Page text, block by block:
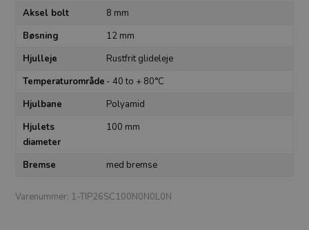
Aksel bolt
8 mm
Bøsning
12 mm
Hjulleje
Rustfrit glideleje
Temperaturområde - 40 to + 80°C
Hjulbane
Polyamid
Hjulets
diameter
100 mm
Bremse med bremse
Varenummer: 1-TIP26SC100N0N0L0N